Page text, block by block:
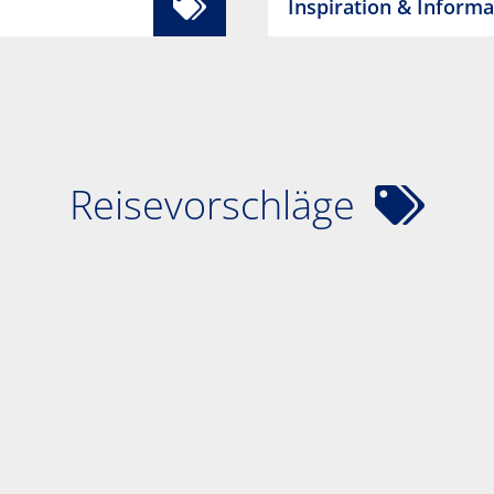
Inspiration &
Reisevorschläge